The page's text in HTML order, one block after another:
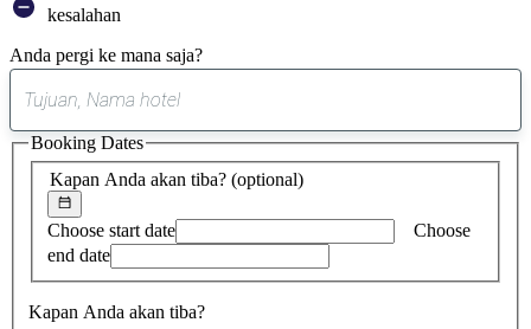
kesalahan
Anda pergi ke mana saja?
saran
ditemukan
Kapan Anda akan tiba? (optional)
Choose start date
Choose
end date
Kapan Anda akan tiba?
Booking Dates